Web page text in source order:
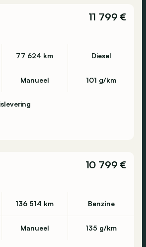
11 799 €
77 624 km Diesel
Manueel 101 g/km
10 799 €
136 514 km Benzine
Manueel 135 g/km